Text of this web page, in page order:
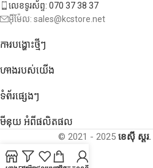
លេខទូរស័ព្ទ: 070 37 38 37
អ៊ីម៉ែល: sales@kcstore.net
ការបង្ហោះថ្មីៗ
ហាងរបស់យើង
ទំព័រផ្សេងៗ
មីនុយ អំពីផលិតផល
© 2021 - 2025 ខេស៊ី ស្តរ.